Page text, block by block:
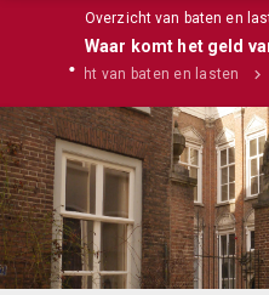
Overzicht van baten en
Waar komt het geld
Overzicht van baten en lasten